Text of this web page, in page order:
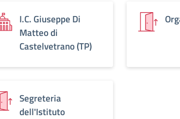
I.C. Giuseppe Di
Matteo di
Castelvetrano (TP)
Segreteria
dell'Istituto